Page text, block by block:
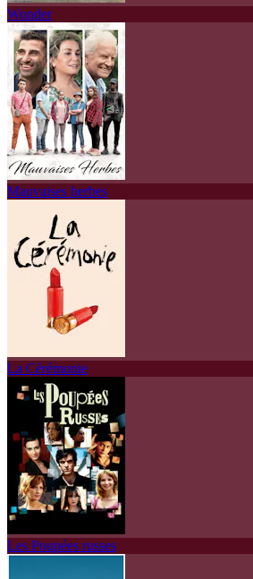
Wonder
Mauvaises herbes
La Cérémonie
Les Poupées russes